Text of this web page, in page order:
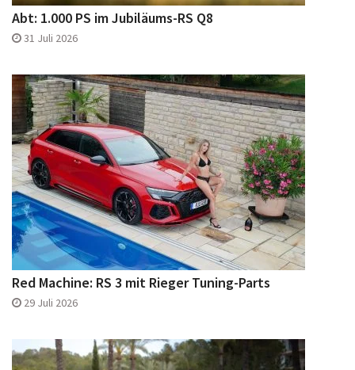
Abt: 1.000 PS im Jubiläums-RS Q8
31 Juli 2026
Red Machine: RS 3 mit Rieger Tuning-Parts
29 Juli 2026